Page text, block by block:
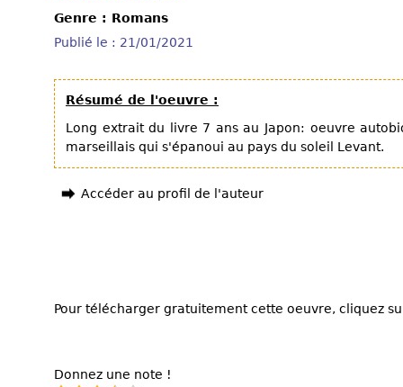
Genre : Romans
Publié le : 21/01/2021
Résumé de l'oeuvre :
Long extrait du livre 7 ans au Japon: oeuvre
marseillais qui s'épanoui au pays du soleil Levant.
Accéder au profil de l'auteur
Pour télécharger gratuitement cette oeuvre, cliquez
Donnez une note !